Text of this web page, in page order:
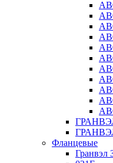
Фланцевые